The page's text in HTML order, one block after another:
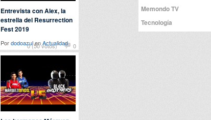
0 (50 votos) 0
Entrevista con Alex, la
estrella del Resurrection
Fest 2019
PordodoazulenActualidad
Memondo TV
Tecnología